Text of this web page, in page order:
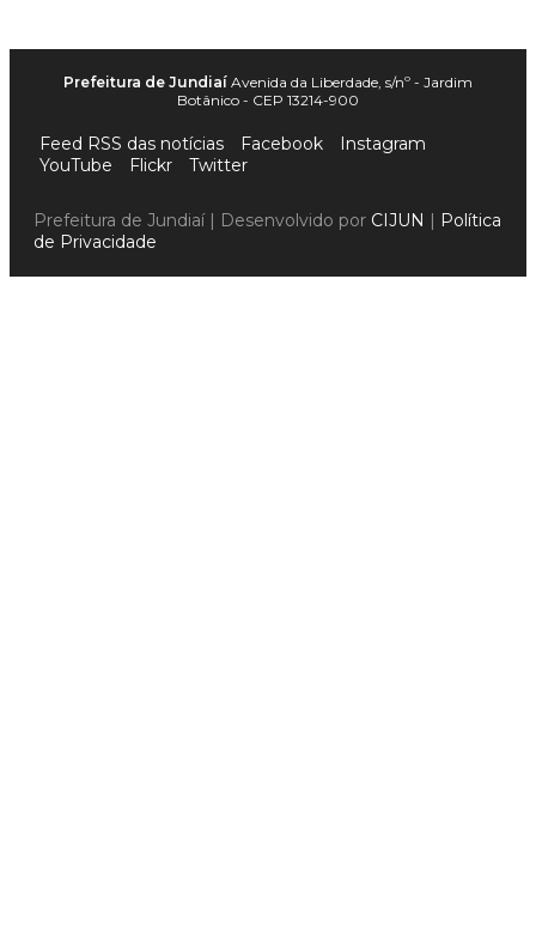
Prefeitura de Jundiaí Avenida da Liberdade, s/nº - Jardim
Botânico - CEP 13214-900
Feed RSS das notícias Facebook
Instagram
YouTube
Flickr Twitter
Prefeitura de Jundiaí | Desenvolvido por CIJUN | Política
de Privacidade